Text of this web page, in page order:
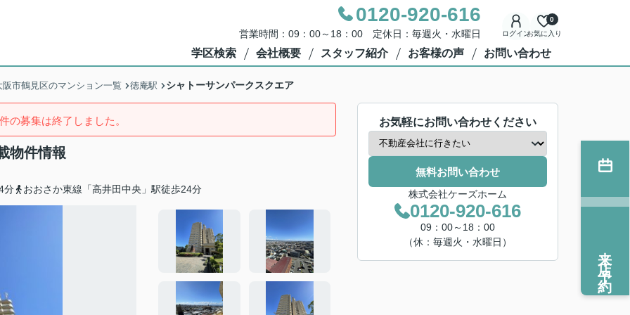
0120-920-616
営業時間：09：00～18：00 定休日：毎週火・水曜日 ログインお気に入り
0
学区検索 会社概要 スタッフ紹介 お客様の声 お問い合わせ
阪市鶴見区のマンション一覧 徳庵駅 シャトーサンパークスクエア
の募集は終了しました。
物件情報
分 おおさか東線「高井田中央」駅徒歩24分
お気軽にお問い合わせください
無料お問い合わせ
株式会社ケーズホーム
0120-920-616
09：00～18：00
（休：毎週火・水曜日）
来店予約